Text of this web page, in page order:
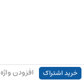
خرید اشتراک افزودن واژه